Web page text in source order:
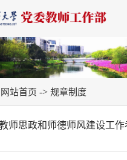
网站首页 -> 规章制度
师思政和师德师风建设工